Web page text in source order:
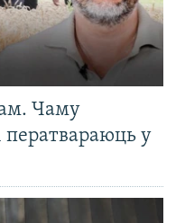
Чаму
ператвараюць у